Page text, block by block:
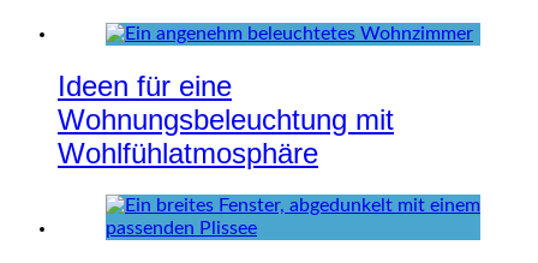
Ideen für eine
Wohnungsbeleuchtung mit
Wohlfühlatmosphäre